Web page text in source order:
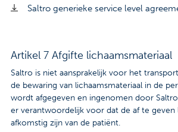
Saltro generieke service level
Artikel 7 Afgifte lichaamsmateriaal
Saltro is niet aansprakelijk voor het
de bewaring van lichaamsmateriaal in de
wordt afgegeven en ingenomen door
er verantwoordelijk voor dat de af te geven
afkomstig zijn van de patiënt.